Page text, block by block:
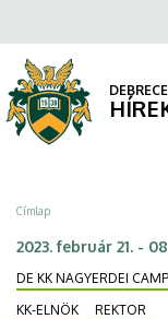
EGYETEM
a
tartalomra
Morzsa
Címlap
2023. február 21. -
DE KK NAGYERDEI
KK-ELNÖK
REKTOR